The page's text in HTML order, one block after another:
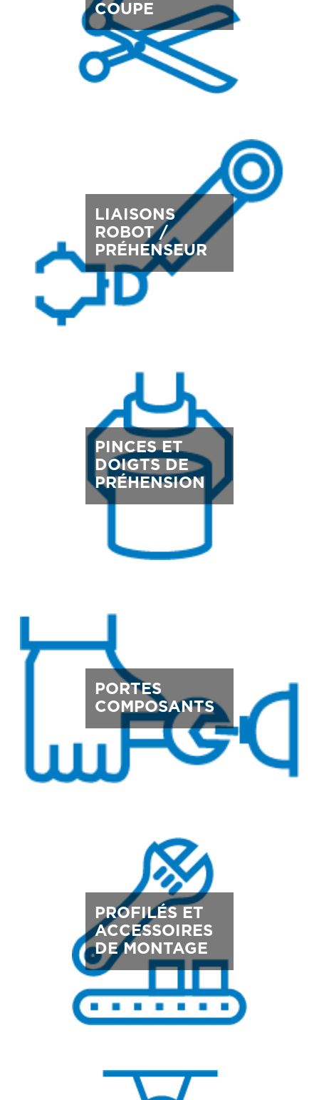
COUPE
LIAISONS
ROBOT /
PRÉHENSEUR
PINCES ET
DOIGTS DE
PRÉHENSION
PORTES
COMPOSANTS
PROFILÉS ET
ACCESSOIRES
DE MONTAGE